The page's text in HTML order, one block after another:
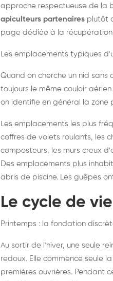
approche respectueuse de la
apiculteurs partenaires plutôt
page dédiée à la
Les emplacements typiques
Quand on cherche un nid sans
toujours le même couloir
on identifie en général la zone
Les emplacements les plus
coffres de volets roulants, les
composteurs, les murs creux
Des emplacements plus
abris de piscine. Les guêpes
Le cycle de
Printemps : la fondation
Au sortir de l'hiver, une seule
redoux. Elle commence seule
premières ouvrières. Pendant